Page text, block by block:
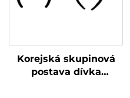
Korejská skupinová
postava dívka